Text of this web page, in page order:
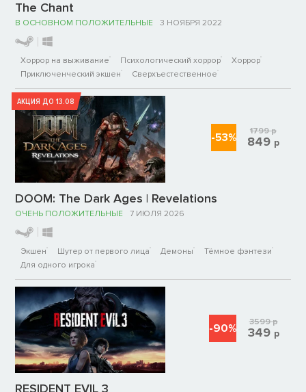
The Chant
В ОСНОВНОМ ПОЛОЖИТЕЛЬНЫЕ 3 НОЯБРЯ 2022
Хоррор на выживание Психологический хоррор
Хоррор
Приключенческий экшен
Сверхъестественное
АКЦИЯ ДО 13.08
DOOM: The Dark Ages | Revelations
ОЧЕНЬ ПОЛОЖИТЕЛЬНЫЕ 7 ИЮЛЯ 2026
Экшен Шутер от первого лица Демоны
Тёмное фэнтези
Для одного игрока
-53% 1799р
849 р
RESIDENT EVIL 3
-90% 3599р
349 р